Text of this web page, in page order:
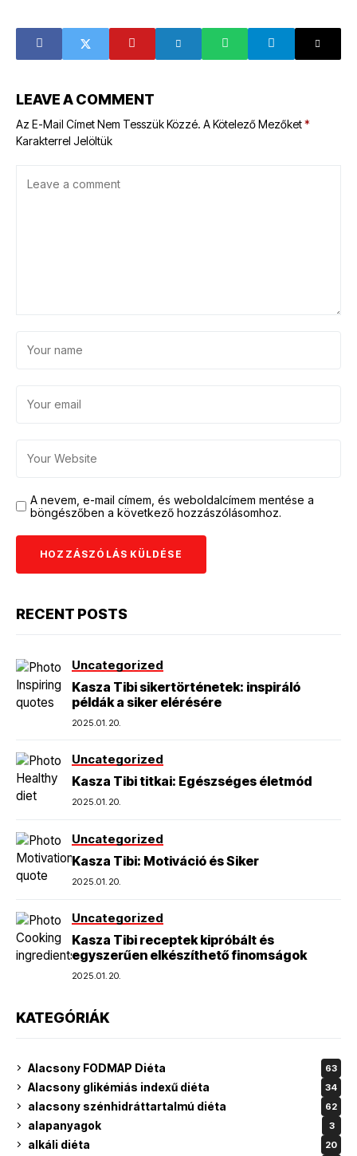
LEAVE A COMMENT
Az E-Mail Címet Nem Tesszük Közzé. A Kötelező Mezőket*
Karakterrel Jelöltük
A nevem, e-mail címem, és weboldalcímem mentése a
böngészőben a következő hozzászólásomhoz.
RECENT POSTS
Uncategorized
Kasza Tibi sikertörténetek: inspiráló
példák a siker elérésére
2025.01.20.
Uncategorized
Kasza Tibi titkai: Egészséges életmód
2025.01.20.
Uncategorized
Kasza Tibi: Motiváció és Siker
2025.01.20.
Uncategorized
Kasza Tibi receptek kipróbált és
egyszerűen elkészíthető finomságok
2025.01.20.
KATEGÓRIÁK
Alacsony FODMAP Diéta 63
Alacsony glikémiás indexű diéta 34
alacsony szénhidráttartalmú diéta 62
alapanyagok 3
alkáli diéta 20